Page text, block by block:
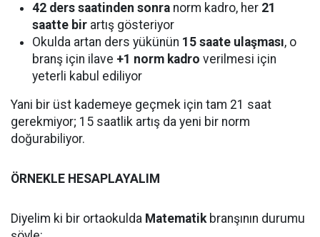
42 ders saatinden sonra norm kadro, her 21
saatte bir artış gösteriyor
Okulda artan ders yükünün 15 saate ulaşması, o
branş için ilave +1 norm kadro verilmesi için
yeterli kabul ediliyor
Yani bir üst kademeye geçmek için tam 21 saat
gerekmiyor; 15 saatlik artış da yeni bir norm
doğurabiliyor.
ÖRNEKLE HESAPLAYALIM
Diyelim ki bir ortaokulda Matematikbranşının durumu